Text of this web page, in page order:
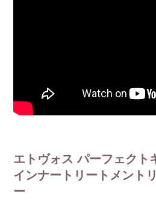
エトヴォス パーフェクト
インナートリートメント
ー